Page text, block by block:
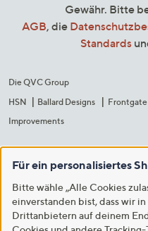
Gewähr. Bitte
AGB, die
Standards
Die QVC Group
HSN
Ballard Designs Frontgate
Improvements
Für ein personalisiertes
Bitte wähle „Alle Cookies
einverstanden bist, dass wir
Drittanbietern auf deinem